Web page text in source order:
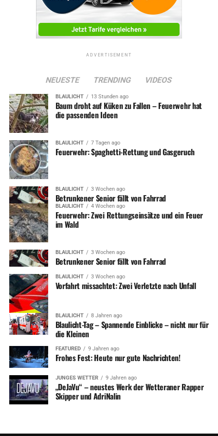
Fahrbahn wurde anschließend noch mit dem
Schnellangriff gereinigt. Der Einsatz konnte nach 40
Minuten beendet werden.
Die Löscheinheit Alt-Wetter wurde um 08:13 Uhr zu
Äste drohten abzustürzen. Diese wurden mit einer
Teleskop-Astsäge entfernt. Die Fahrbahn und der Gehweg
wurden anschließend gereinigt und der Einsatz dann
nach 30 Minuten beendet.
Symbolfoto / Archiv
ADVERTISEMENT
RELATED TOPICS:
UP NEXT
Bahnhofstraße: Wohnhaus nach Feuer unbewohnbar
DON'T MISS
Feuerwehr: Allerlei kleinere Einsätze für die Feuerwehr
ADVERTISEMENT
NEUESTE TRENDING VIDEOS
BLAULICHT 13 Stunden ago
Baum droht auf Küken zu Fallen – Feuerwehr hat
die passenden Ideen
BLAULICHT 7 Tagen ago
Feuerwehr: Spaghetti-Rettung und Gasgeruch
BLAULICHT 3 Wochen ago
Betrunkener Senior fällt von Fahrrad
BLAULICHT 4 Wochen ago
Feuerwehr: Zwei Rettungseinsätze und ein Feuer
im Wald
BLAULICHT 3 Wochen ago
Betrunkener Senior fällt von Fahrrad
BLAULICHT 3 Wochen ago
Vorfahrt missachtet: Zwei Verletzte nach Unfall
BLAULICHT 8 Jahren ago
Blaulicht-Tag – Spannende Einblicke – nicht nur für
die Kleinen
FEATURED 9 Jahren ago
Frohes Fest: Heute nur gute Nachrichten!
JUNGES WETTER 9 Jahren ago
„DeJaVu“ – neustes Werk der Wetteraner Rapper
Skipper und AdriNalin